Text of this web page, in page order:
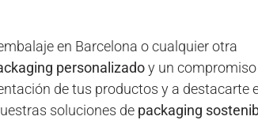
en Barcelona o cualquier otra
personalizadoy un compromiso
de tus productos y a destacarte
soluciones de packaging